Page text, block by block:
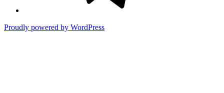
Proudly powered by WordPress